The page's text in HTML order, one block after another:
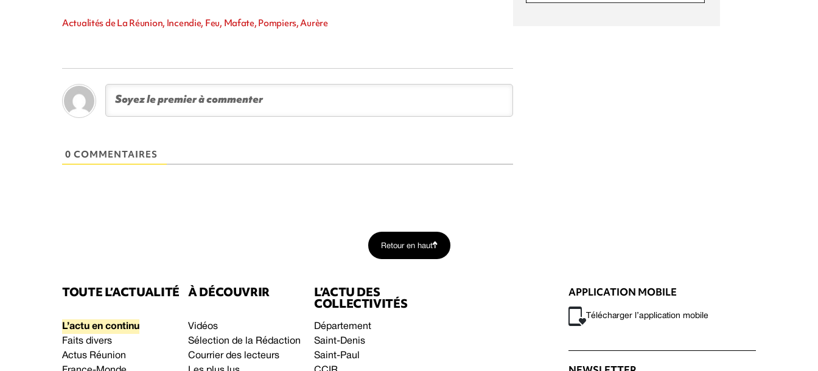
Actualités de La Réunion, Incendie, Feu, Mafate, Pompiers, Aurère
0 COMMENTAIRES
Retour en haut
TOUTE L’ACTUALITÉ
L’actu en continu
Faits divers
Actus Réunion
À DÉCOUVRIR
Vidéos
Sélection de la Rédaction
Courrier des lecteurs
L’ACTU DES
COLLECTIVITÉS
Département
Saint-Denis
Saint-Paul
APPLICATION MOBILE
Télécharger l’application mobile